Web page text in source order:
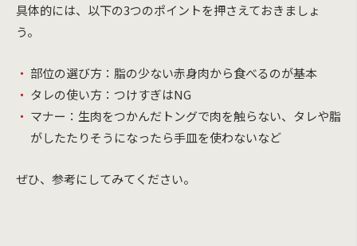
具体的には、以下の3つのポイントを押さえておきましょ
う。
部位の選び方：脂の少ない赤身肉から食べるのが基本
タレの使い方：つけすぎはNG
マナー：生肉をつかんだトングで肉を触らない、タレや脂
がしたたりそうになったら手皿を使わないなど
ぜひ、参考にしてみてください。